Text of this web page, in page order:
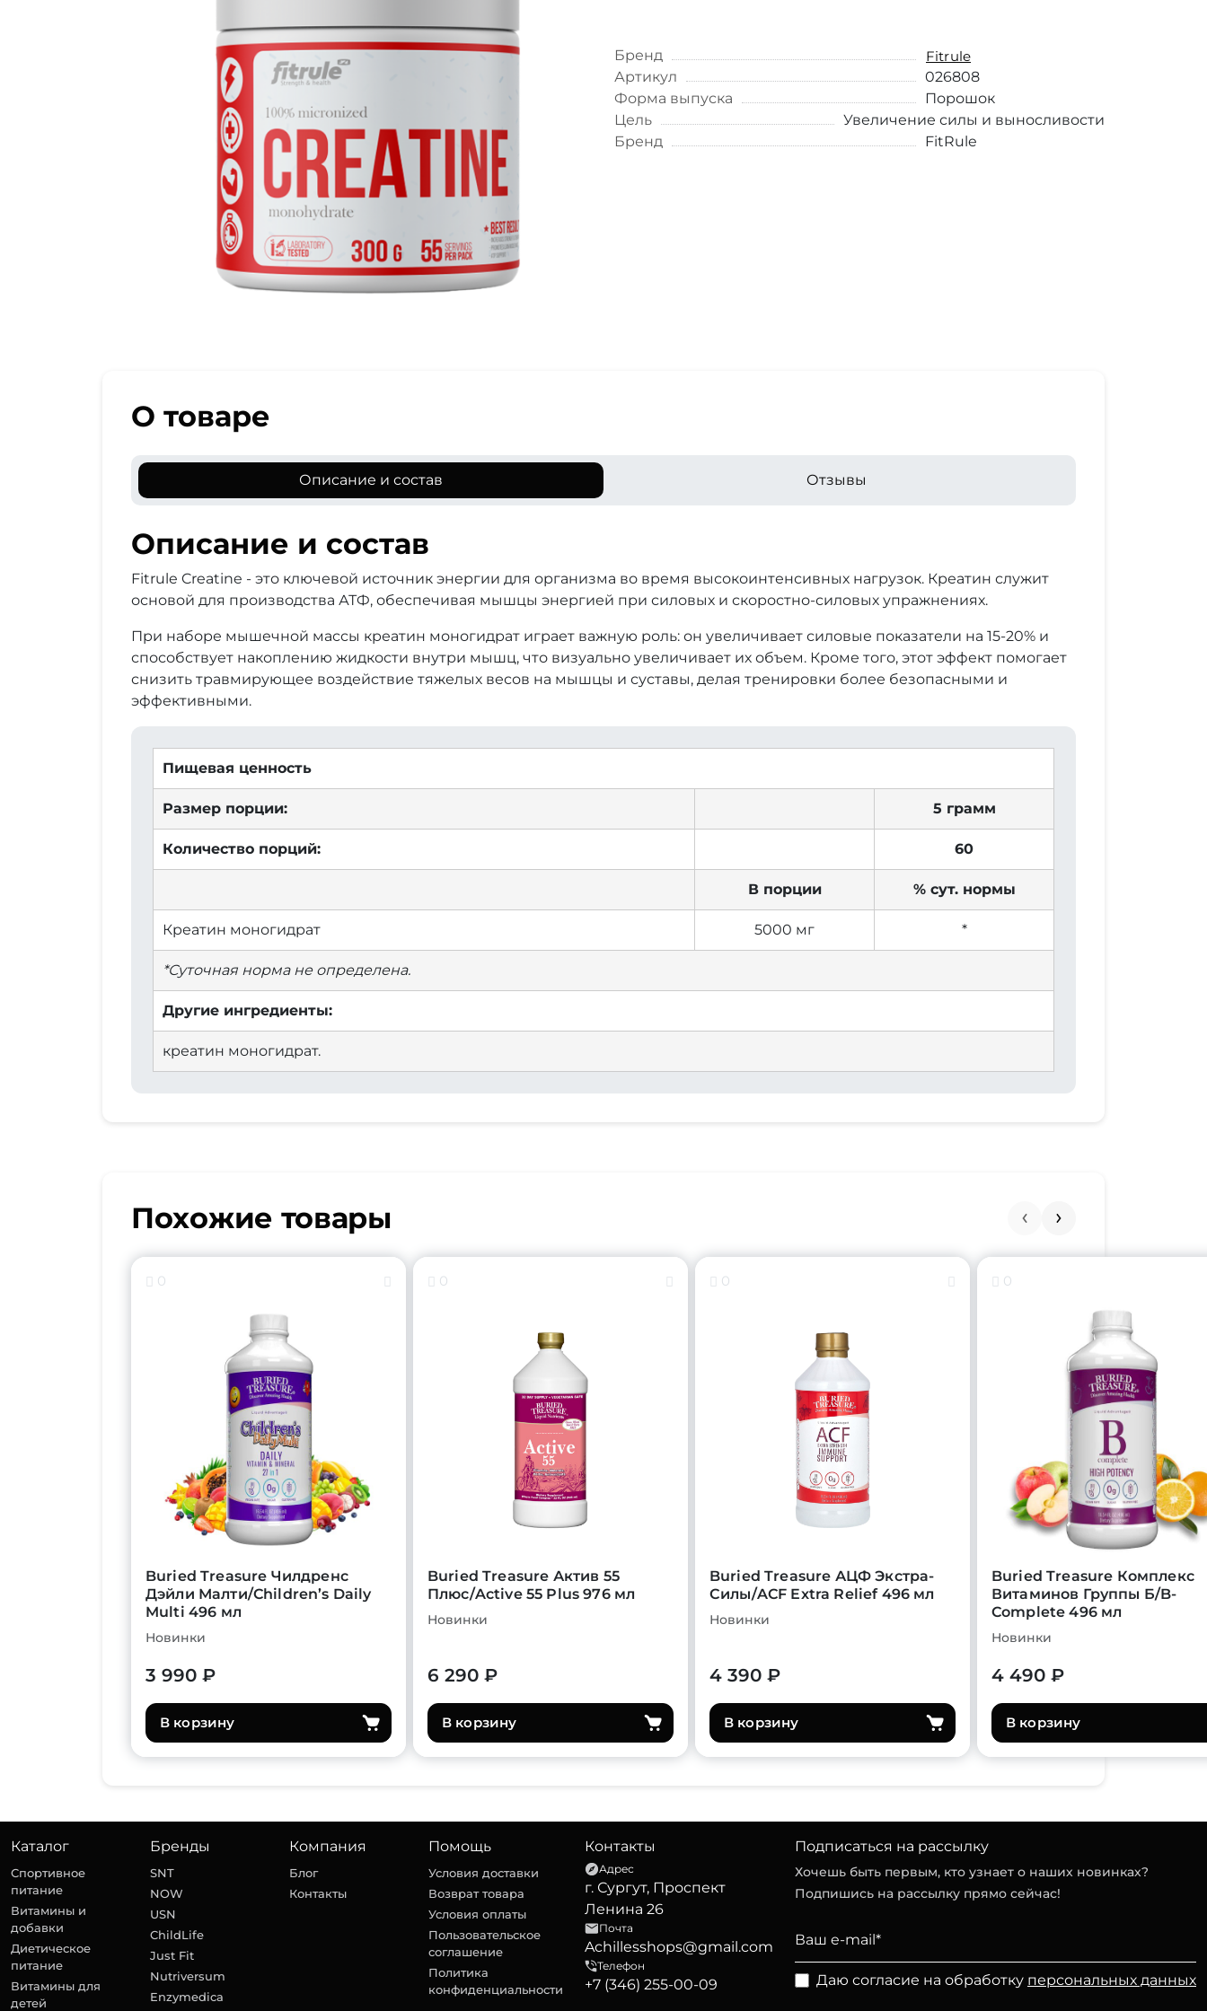
Бренд
Fitrule
Артикул
026808
Форма выпуска
Порошок
Цель
Увеличение силы и выносливости
Бренд
FitRule
О товаре
Описание и состав Отзывы
Описание и состав
Fitrule Creatine - это ключевой источник энергии для организма во время высокоинтенсивных нагрузок. Креатин служит
основой для производства АТФ, обеспечивая мышцы энергией при силовых и скоростно-силовых упражнениях.
При наборе мышечной массы креатин моногидрат играет важную роль: он увеличивает силовые показатели на 15-20% и
способствует накоплению жидкости внутри мышц, что визуально увеличивает их объем. Кроме того, этот эффект помогает
снизить травмирующее воздействие тяжелых весов на мышцы и суставы, делая тренировки более безопасными и
эффективными.
Пищевая ценность
Размер порции: 5 грамм
Количество порций: 60
В порции % сут. нормы
Креатин моногидрат 5000 мг *
*Суточная норма не определена.
Другие ингредиенты:
креатин моногидрат.
Похожие товары
0
Buried Treasure Чилдренс
Дэйли Малти/Children’s Daily
Multi 496 мл
Новинки
3 990 ₽
В корзину
0
Buried Treasure Актив 55
Плюс/Active 55 Plus 976 мл
Новинки
6 290 ₽
В корзину
0
Buried Treasure АЦФ Экстра-
Силы/ACF Extra Relief 496 мл
Новинки
4 390 ₽
В корзину
0
Buried Treasure Комплекс
Витаминов Группы Б/B-
Complete 496 мл
Новинки
4 490 ₽
В корзину
Каталог
Спортивное
питание
Витамины и
добавки
Диетическое
питание
Витамины для
детей
Бренды
SNT
NOW
USN
ChildLife
Just Fit
Nutriversum
Enzymedica
Компания
Блог
Контакты
Помощь
Условия доставки
Возврат товара
Условия оплаты
Пользовательское
соглашение
Политика
конфиденциальности
Контакты
Адрес
г. Сургут, Проспект
Ленина 26
Почта
Achillesshops@gmail.com
Телефон
+7 (346) 255-00-09
Подписаться на рассылку
Хочешь быть первым, кто узнает о наших новинках?
Подпишись на рассылку прямо сейчас!
Даю согласие на обработку персональных данных